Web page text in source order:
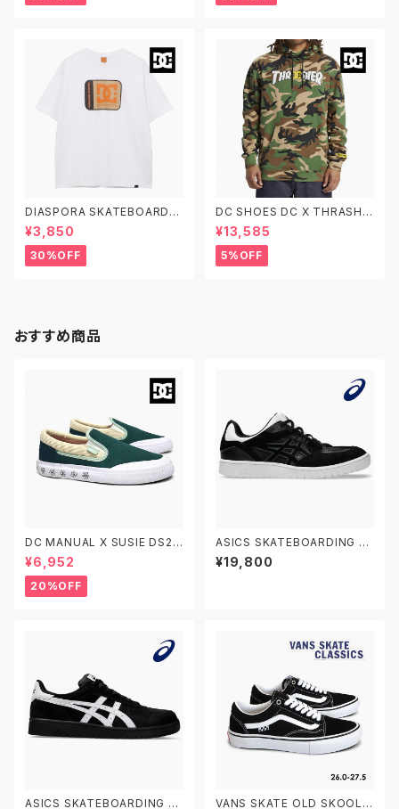
2 スケシュー
半袖Tシャツ マルチカラー
DIASPORA SKATEBOARDS
X DC SHOES DSP STAR SS
ディーシーシューズ ディアスポ
ラ スケートボード スターロゴ 半
袖Tシャツ 白
¥3,850
30%OFF
DC SHOES DC X THRASHE
R PH ディーシーシューズ スラッ
シャー プルオーバーフーディ ス
ウェットパーカー DPO233002
XCGK
¥13,585
5%OFF
おすすめ商品
DC MANUAL X SUSIE DS22
6005 DKT 26.0-28.0 ディー
シーシューズ マニュアル スケー
ト スージー・ヒース
¥6,952
20%OFF
ASICS SKATEBOARDING G
EL-SPLYTE 1201A980.002
アシックス スケートボーディング
¥19,800
ASICS SKATEBOARDING JA VANS SKATE OLD SKOOL V